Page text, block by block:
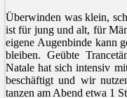
Überwinden was klein,
ist für jung und alt, für
eigene Augenbinde kann
bleiben. Geübte
Natale hat sich intensiv
beschäftigt und wir
tanzen am Abend etwa 1